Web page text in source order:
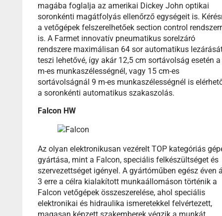
magába foglalja az amerikai Dickey John optikai
soronkénti magátfolyás ellenőrző egységeit is.
a vetőgépek felszerelhetőek section control
is. A Farmet innovatív pneumatikus sorelzáró
rendszere maximálisan 64 sor automatikus
teszi lehetővé, így akár 12,5 cm sortávolság esetén
m-es munkaszélességnél, vagy 15 cm-es
sortávolságnál 9 m-es munkaszélességnél is
a soronkénti automatikus szakaszolás.
Falcon HW
Az olyan elektronikusan vezérelt TOP kategóriás
gyártása, mint a Falcon, speciális felkészültséget és
szervezettséget igényel. A gyártóműben egész éven
3 erre a célra kialakított munkaállomáson történik a
Falcon vetőgépek összeszerelése, ahol speciális
elektronikai és hidraulika ismeretekkel felvértezett,
magasan képzett szakemberek végzik a munkát.